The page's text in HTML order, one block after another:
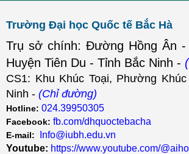
Trường Đại học Quốc tế Bắc Hà
Trụ sở chính: Đường Hồng Ân
Huyện Tiên Du - Tỉnh Bắc Ninh -
CS1: Khu Khúc Toại, Phường
Ninh - (Chỉ đường)
Hotline: 024.39950305
Facebook: fb.com/dhquoctebacha
E-mail:
Info@iubh.edu.vn
Youtube: https://www.youtube.com/